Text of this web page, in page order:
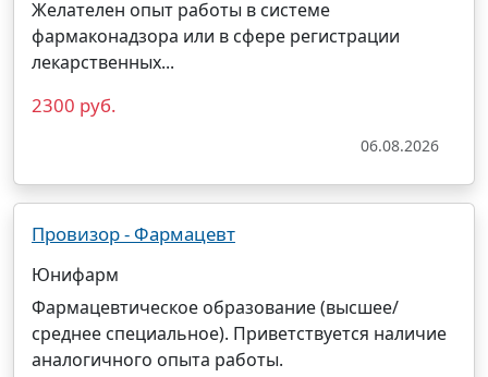
Желателен опыт работы в системе
фармаконадзора или в сфере регистрации
лекарственных...
2300 руб.
06.08.2026
Провизор - Фармацевт
Юнифарм
Фармацевтическое образование (высшее/
среднее специальное). Приветствуется наличие
аналогичного опыта работы.